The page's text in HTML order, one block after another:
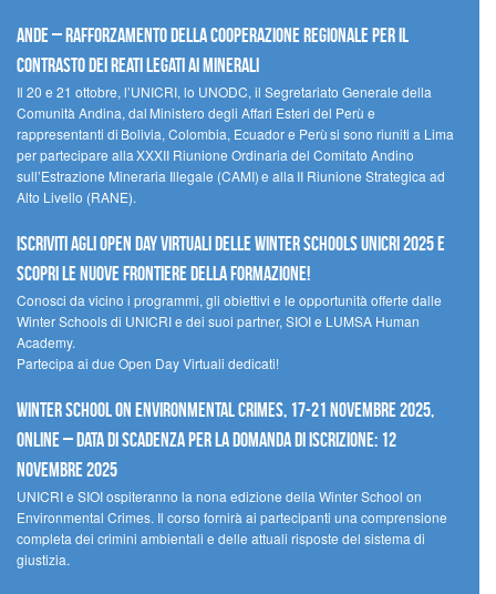
Ande – Rafforzamento della cooperazione regionale per il
contrasto dei reati legati ai minerali
Il 20 e 21 ottobre, l’UNICRI, lo UNODC, il Segretariato Generale della
Comunità Andina, dal Ministero degli Affari Esteri del Perù e
rappresentanti di Bolivia, Colombia, Ecuador e Perù si sono riuniti a Lima
per partecipare alla XXXII Riunione Ordinaria del Comitato Andino
sull’Estrazione Mineraria Illegale (CAMI) e alla II Riunione Strategica ad
Alto Livello (RANE).
Iscriviti agli Open Day Virtuali delle Winter Schools UNICRI 2025 e
scopri le nuove frontiere della formazione!
Conosci da vicino i programmi, gli obiettivi e le opportunità offerte dalle
Winter Schools di UNICRI e dei suoi partner, SIOI e LUMSA Human
Academy.
Partecipa ai due Open Day Virtuali dedicati!
Winter School on Environmental Crimes, 17-21 novembre 2025,
Online – Data di scadenza per la domanda di iscrizione: 12
novembre 2025
UNICRI e SIOI ospiteranno la nona edizione della Winter School on
Environmental Crimes. Il corso fornirà ai partecipanti una comprensione
completa dei crimini ambientali e delle attuali risposte del sistema di
giustizia.